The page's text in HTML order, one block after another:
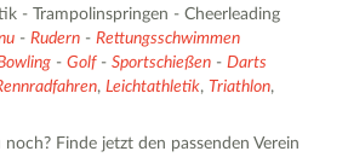
- Trampolinspringen - Cheerleading
-Rudern -Rettungsschwimmen
-Golf-Sportschießen -Darts
,Leichtathletik,Triathlon,
Finde jetzt den passenden Verein